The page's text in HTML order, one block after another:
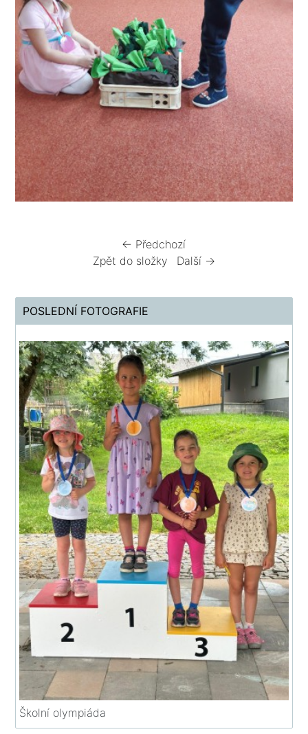
← Předchozí
Zpět do složky
Další →
POSLEDNÍ FOTOGRAFIE
Školní olympiáda